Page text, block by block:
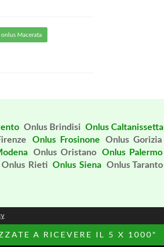
Macerata
Onlus Brindisi Onlus Caltanissetta
Onlus Frosinone Onlus Gorizia
Onlus Oristano Onlus Palermo
Onlus Rieti Onlus Siena Onlus Taranto
A RICEVERE IL 5 X 1000"